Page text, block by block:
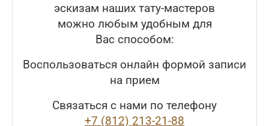
эскизам наших тату-мастеров
можно любым удобным для
Вас способом:
Воспользоваться онлайн формой записи
на прием
Связаться с нами по телефону
+7 (812) 213-21-88